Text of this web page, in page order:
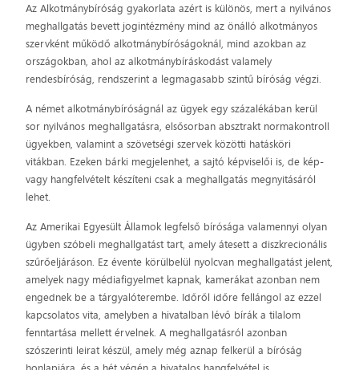
Az Alkotmánybíróság gyakorlata azért is különös, mert a nyilvános
meghallgatás bevett jogintézmény mind az önálló alkotmányos
szervként működő alkotmánybíróságoknál, mind azokban az
országokban, ahol az alkotmánybíráskodást valamely
rendesbíróság, rendszerint a legmagasabb szintű bíróság végzi.
A német alkotmánybíróságnál az ügyek egy százalékában kerül
sor nyilvános meghallgatásra, elsősorban absztrakt normakontroll
ügyekben, valamint a szövetségi szervek közötti hatásköri
vitákban. Ezeken bárki megjelenhet, a sajtó képviselői is, de kép-
vagy hangfelvételt készíteni csak a meghallgatás megnyitásáról
lehet.
Az Amerikai Egyesült Államok legfelső bírósága valamennyi olyan
ügyben szóbeli meghallgatást tart, amely átesett a diszkrecionális
szűrőeljáráson. Ez évente körülbelül nyolcvan meghallgatást jelent,
amelyek nagy médiafigyelmet kapnak, kamerákat azonban nem
engednek be a tárgyalóterembe. Időről időre fellángol az ezzel
kapcsolatos vita, amelyben a hivatalban lévő bírák a tilalom
fenntartása mellett érvelnek. A meghallgatásról azonban
szószerinti leirat készül, amely még aznap felkerül a bíróság